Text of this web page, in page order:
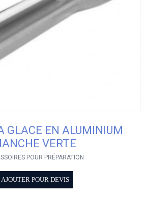
GLACE EN ALUMINIUM
VERTE
POUR PRÉPARATION
AJOUTER POUR DEVIS